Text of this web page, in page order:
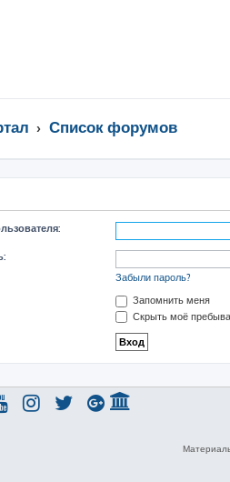
Список форумов
Забыли пароль?
Запомнить меня
Скрыть моё